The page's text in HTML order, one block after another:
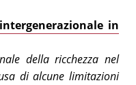
in
della ricchezza nel
di alcune limitazioni